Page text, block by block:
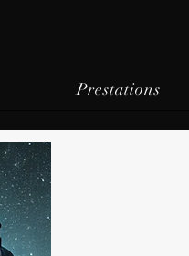
Prestations